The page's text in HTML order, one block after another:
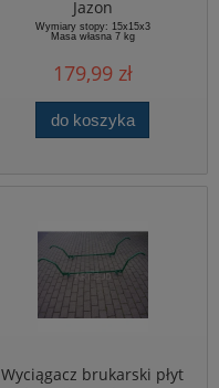
Jazon
Wymiary stopy: 15x15x3
Masa własna 7 kg
179,99 zł
do koszyka
Wyciągacz brukarski płyt